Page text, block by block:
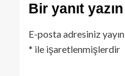
Bir yanıt yazın
E-posta adresiniz
* ile işaretlenmişlerdir